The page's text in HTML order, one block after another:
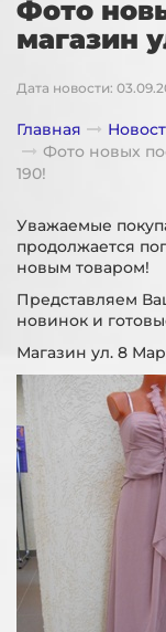
Фото
магазин
Дата новости:
Главная
Фото новых
190!
Уважаемые
продолжается
новым товаром!
Представляем
новинок и
Магазин ул. 8